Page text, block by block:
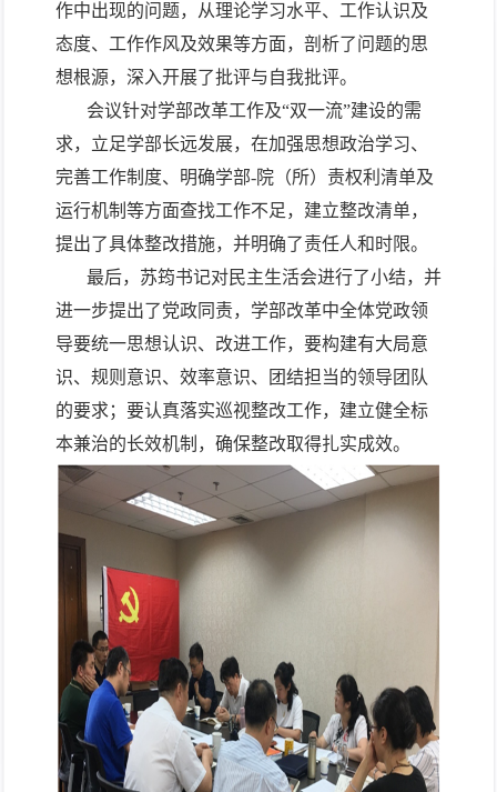
作中出现的问题，从理论学习水平、工作认识及
态度、工作作风及效果等方面，剖析了问题的思
想根源，深入开展了批评与自我批评。
会议针对学部改革工作及“双一流”建设的需
求，立足学部长远发展，在加强思想政治学习、
完善工作制度、明确学部-院（所）责权利清单及
运行机制等方面查找工作不足，建立整改清单，
提出了具体整改措施，并明确了责任人和时限。
最后，苏筠书记对民主生活会进行了小结，并
进一步提出了党政同责，学部改革中全体党政领
导要统一思想认识、改进工作，要构建有大局意
识、规则意识、效率意识、团结担当的领导团队
的要求；要认真落实巡视整改工作，建立健全标
本兼治的长效机制，确保整改取得扎实成效。